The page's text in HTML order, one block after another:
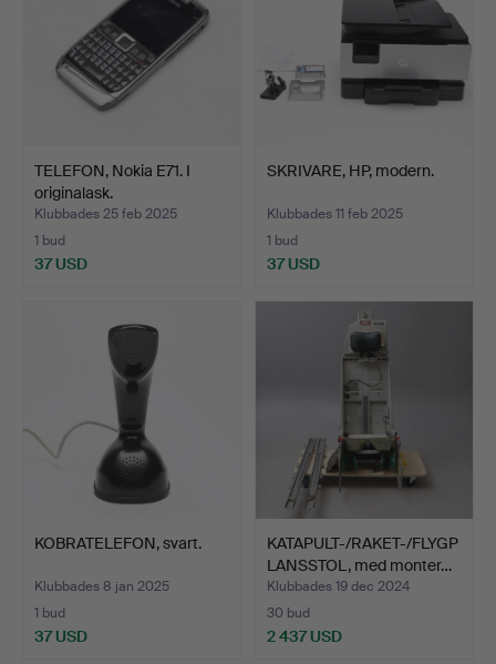
TELEFON, Nokia E71. I
originalask.
Klubbades 25 feb 2025
1 bud
37 USD
SKRIVARE, HP, modern.
Klubbades 11 feb 2025
1 bud
37 USD
KOBRATELEFON, svart.
Klubbades 8 jan 2025
1 bud
37 USD
KATAPULT-/RAKET-/FLYGP
LANSSTOL, med monter…
Klubbades 19 dec 2024
30 bud
2 437 USD